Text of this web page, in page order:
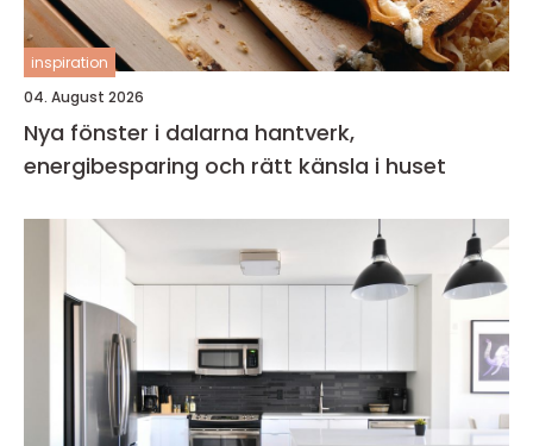
inspiration
04. August 2026
Nya fönster i dalarna hantverk,
energibesparing och rätt känsla i huset